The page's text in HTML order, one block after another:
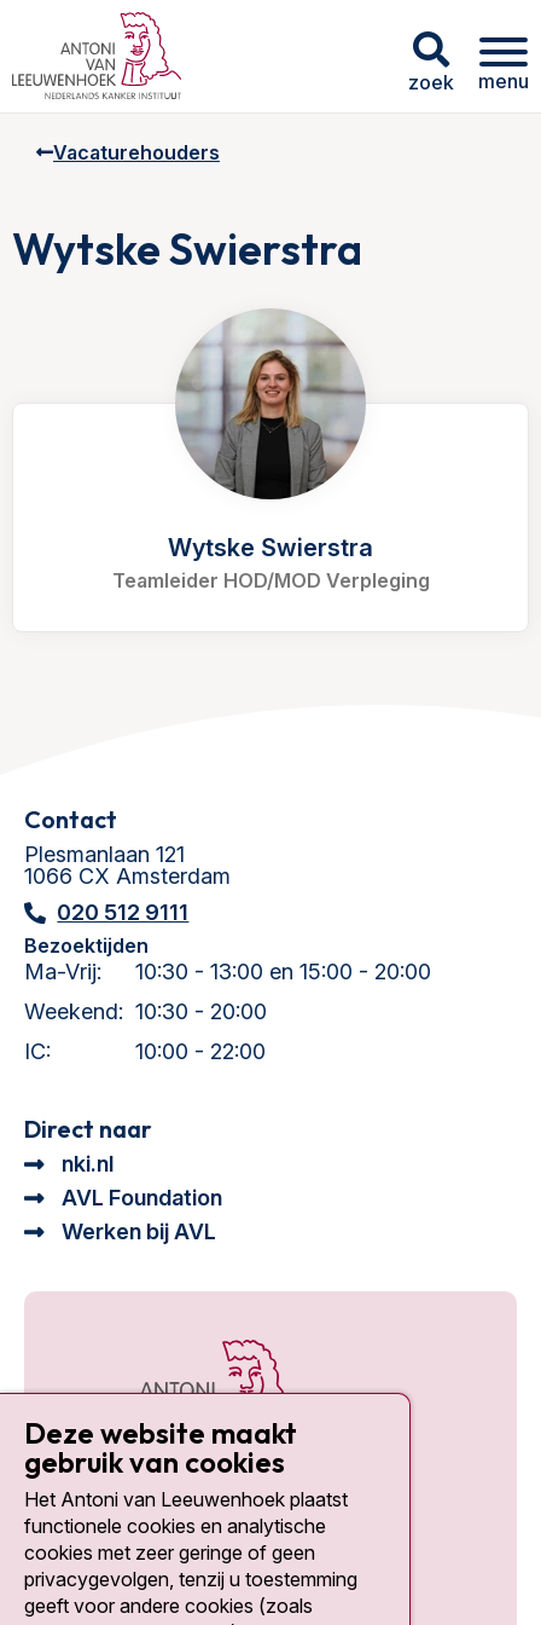
zoek menu
Vacaturehouders
Wytske Swierstra
Wytske Swierstra
Teamleider HOD/MOD Verpleging
Contact
Plesmanlaan 121
1066 CX Amsterdam
020 512 9111
Bezoektijden
Ma-Vrij:
10:30 - 13:00 en 15:00 - 20:00
Weekend: 10:30 - 20:00
IC:
10:00 - 22:00
Direct naar
nki.nl
AVL Foundation
Werken bij AVL
Social media
Deze website maakt
gebruik van cookies
Het Antoni van Leeuwenhoek plaatst
functionele cookies en analytische
cookies met zeer geringe of geen
privacygevolgen, tenzij u toestemming
geeft voor andere cookies (zoals